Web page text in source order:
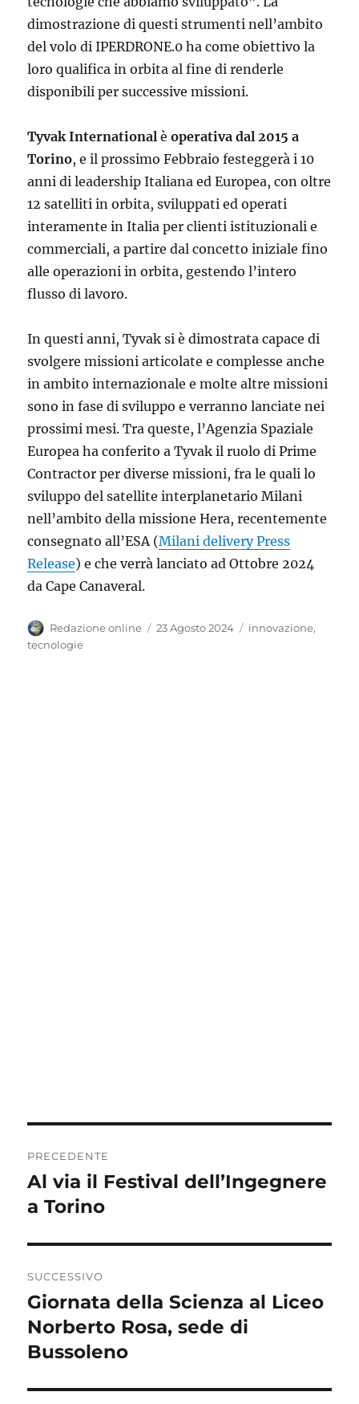
dimostrazione di questi strumenti nell’ambito
del volo di IPERDRONE.0 ha come obiettivo la
loro qualifica in orbita al fine di renderle
disponibili per successive missioni.
Tyvak International èoperativa dal 2015 a
Torino, e il prossimo Febbraio festeggerà i 10
anni di leadership Italiana ed Europea, con oltre
12 satelliti in orbita, sviluppati ed operati
interamente in Italia per clienti istituzionali e
commerciali, a partire dal concetto iniziale fino
alle operazioni in orbita, gestendo l’intero
flusso di lavoro.
In questi anni, Tyvak si è dimostrata capace di
svolgere missioni articolate e complesse anche
in ambito internazionale e molte altre missioni
sono in fase di sviluppo e verranno lanciate nei
prossimi mesi. Tra queste, l’Agenzia Spaziale
Europea ha conferito a Tyvak il ruolo di Prime
Contractor per diverse missioni, fra le quali lo
sviluppo del satellite interplanetario Milani
nell’ambito della missione Hera, recentemente
consegnato all’ESA (Milani delivery Press
Release) e che verrà lanciato ad Ottobre 2024
da Cape Canaveral.
Autore
Redazione online
Pubblicato
23 Agosto 2024 Categorie
innovazione,
tecnologie
articoli
PRECEDENTE
Articolo
precedente:
Al via il Festival dell’Ingegnere
a Torino
SUCCESSIVO
Articolo
successivo:
Giornata della Scienza al Liceo
Norberto Rosa, sede di
Bussoleno